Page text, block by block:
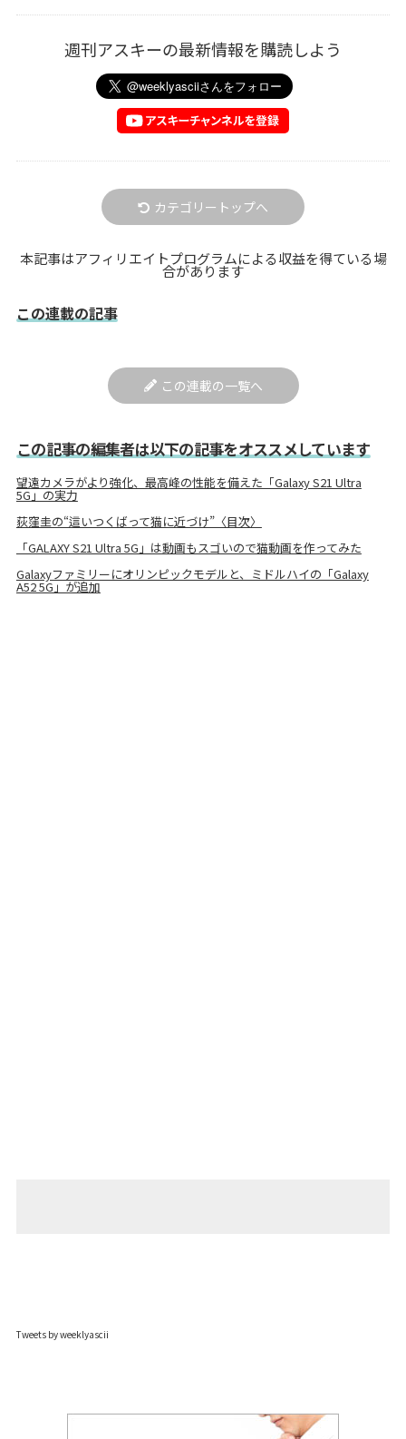
週刊アスキーの最新情報を購読しよう
カテゴリートップへ
本記事はアフィリエイトプログラムによる収益を得ている場
合があります
この連載の記事
この連載の一覧へ
この記事の編集者は以下の記事をオススメしています
望遠カメラがより強化、最高峰の性能を備えた「Galaxy S21 Ultra
5G」の実力
荻窪圭の“這いつくばって猫に近づけ”〈目次〉
「GALAXY S21 Ultra 5G」は動画もスゴいので猫動画を作ってみた
Galaxyファミリーにオリンピックモデルと、ミドルハイの「Galaxy
A52 5G」が追加
Tweets by weeklyascii